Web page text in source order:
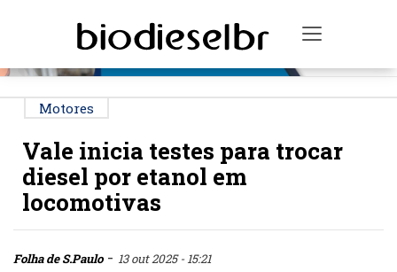
Toggle
Motores
Vale inicia testes para trocar
diesel por etanol em
locomotivas
Folha de S.Paulo- 13 out 2025 - 15:21